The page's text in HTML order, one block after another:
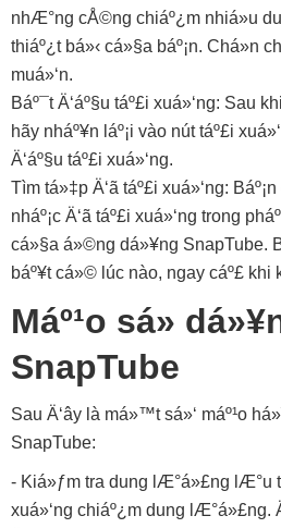
nhÆ°ng cÅ©ng chiáº¿m nhiá»u
thiáº¿t bá»‹ cá»§a báº¡n. Chá»n
muá»‘n.
Báº¯t Ä‘áº§u táº£i xuá»‘ng: Sau
hãy nháº¥n láº¡i vào nút táº£i
Ä‘áº§u táº£i xuá»‘ng.
Tìm tá»‡p Ä‘ã táº£i xuá»‘ng:
nháº¡c Ä‘ã táº£i xuá»‘ng trong
cá»§a á»©ng dá»¥ng SnapTube.
báº¥t cá»© lúc nào, ngay cáº£ khi
Máº¹o sá»­
SnapTube
Sau Ä‘ây là má»™t sá»‘ máº¹o
SnapTube:
- Kiá»ƒm tra dung lÆ°á»£ng lÆ°u
xuá»‘ng chiáº¿m dung lÆ°á»£ng.